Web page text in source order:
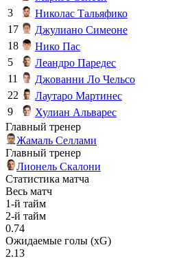
3
Николас Тальяфико
17
Джулиано Симеоне
18
Нико Пас
5
Леандро Паредес
11
Джованни Ло Чельсо
22
Лаутаро Мартинес
9
Хулиан Альварес
Главный тренер
Жамаль Селлами
Главный тренер
Лионель Скалони
Статистика матча
Весь матч
1-й тайм
2-й тайм
0.74
Ожидаемые голы (xG)
2.13